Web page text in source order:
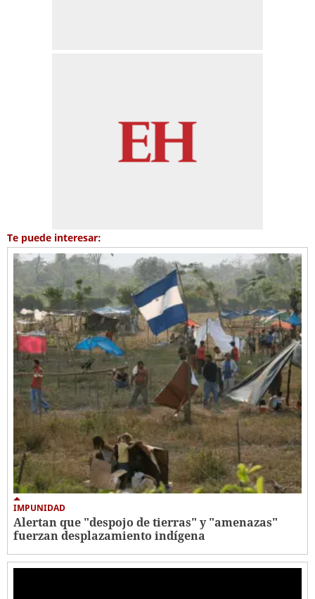
Te puede interesar:
IMPUNIDAD
Alertan que "despojo de tierras" y "amenazas"
fuerzan desplazamiento indígena